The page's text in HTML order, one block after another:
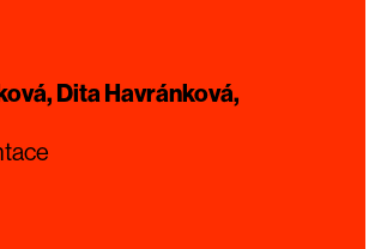
Dita Havránková,